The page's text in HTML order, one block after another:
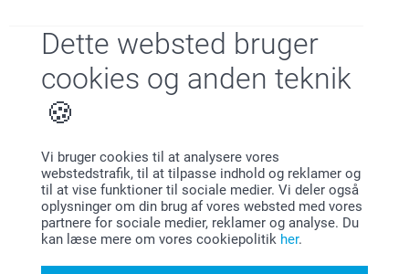
Dette websted bruger
cookies og anden teknik
Vi bruger cookies til at analysere vores
webstedstrafik, til at tilpasse indhold og reklamer og
til at vise funktioner til sociale medier. Vi deler også
oplysninger om din brug af vores websted med vores
partnere for sociale medier, reklamer og analyse. Du
kan læse mere om vores cookiepolitik her.
Tilfreds kunde garanti
Bonus på alle dine køb